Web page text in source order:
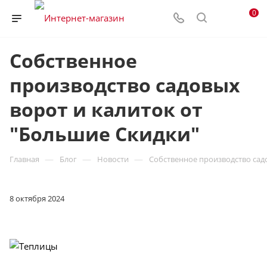
0
Собственное
производство садовых
ворот и калиток от
"Большие Скидки"
Главная — Блог — Новости — Собственное производство
8 октября 2024